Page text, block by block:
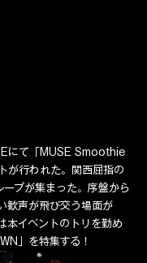
にて「MUSE Smoothie
が行われた。関西屈指の
プが集まった。序盤から
歓声が飛び交う場面が
本イベントのトリを勤め
」を特集する！